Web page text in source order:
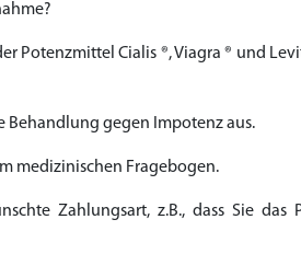
Potenzmittel Cialis ®, Viagra ® und
Behandlung gegen Impotenz aus.
medizinischen Fragebogen.
Zahlungsart, z.B., dass Sie